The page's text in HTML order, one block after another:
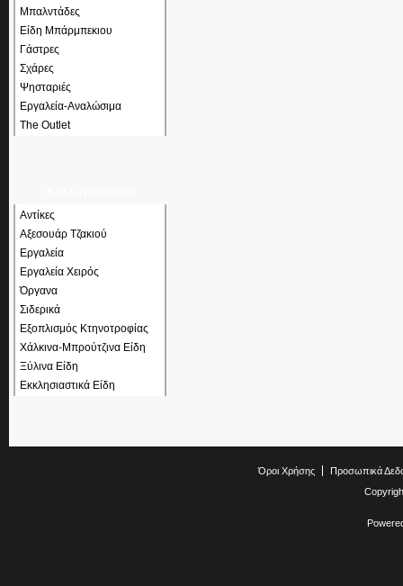
Μπαλντάδες
Είδη Μπάρμπεκιου
Γάστρες
Σχάρες
Ψησταριές
Εργαλεία-Αναλώσιμα
The Outlet
Αντίκες
Αξεσουάρ Τζακιού
Εργαλεία
Εργαλεία Χειρός
Όργανα
Σιδερικά
Εξοπλισμός Κτηνοτροφίας
Χάλκινα-Μπρούτζινα Είδη
Ξύλινα Είδη
Εκκλησιαστικά Είδη
Όροι Χρήσης
Προσωπικά